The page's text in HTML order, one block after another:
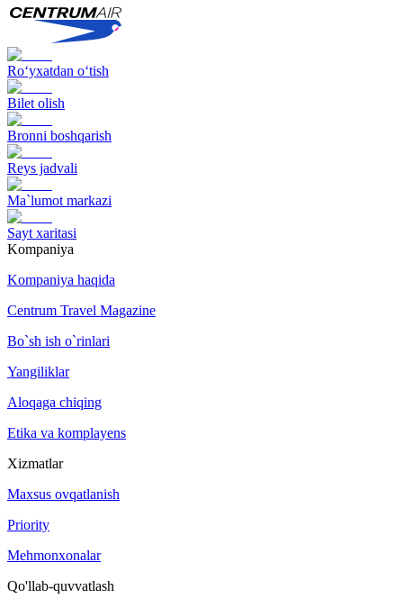
Ro‘yxatdan o‘tish
Bilet olish
Bronni boshqarish
Reys jadvali
Ma`lumot markazi
Sayt xaritasi
Kompaniya
Kompaniya haqida
Centrum Travel Magazine
Bo`sh ish o`rinlari
Yangiliklar
Aloqaga chiqing
Etika va komplayens
Xizmatlar
Maxsus ovqatlanish
Priority
Mehmonxonalar
Qo'llab-quvvatlash